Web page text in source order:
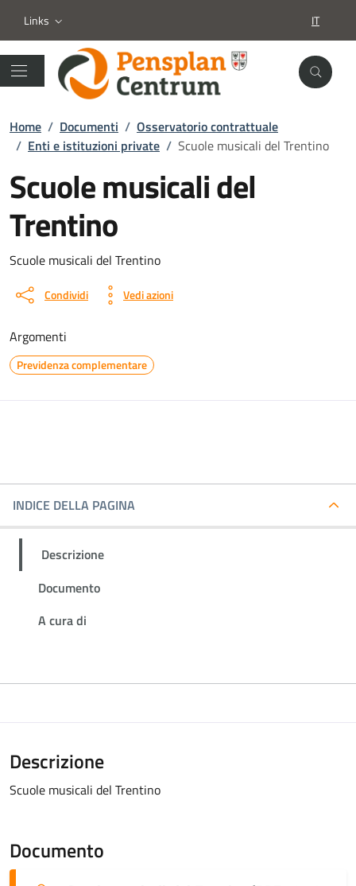
Links IT
Home / Documenti / Osservatorio contrattuale
/ Enti e istituzioni private / Scuole musicali del Trentino
Scuole musicali del
Trentino
Dettagli del documento
Scuole musicali del Trentino
Condividi Vedi azioni
Argomenti
Previdenza complementare
INDICE DELLA PAGINA
Descrizione
Documento
A cura di
Descrizione
Scuole musicali del Trentino
Documento